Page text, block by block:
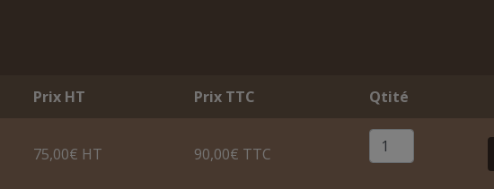
Prix HT Prix TTC Qtité
75,00€ HT 90,00€ TTC